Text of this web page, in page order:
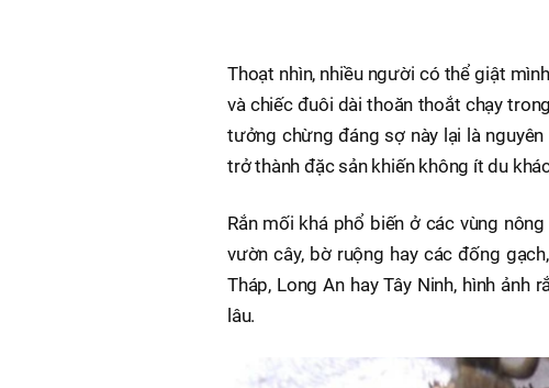
Thoạt nhìn, nhiều người có thể giật
và chiếc đuôi dài thoăn thoắt chạy
tưởng chừng đáng sợ này lại là
trở thành đặc sản khiến không ít du
Rắn mối khá phổ biến ở các vùng
vườn cây, bờ ruộng hay các đống
Tháp, Long An hay Tây Ninh, hình
lâu.